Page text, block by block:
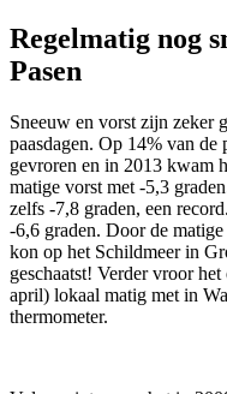
Regelmatig nog
Pasen
Sneeuw en vorst zijn zeker
paasdagen. Op 14% van
gevroren en in 2013 kwam
matige vorst met -5,3
zelfs -7,8 graden, een
-6,6 graden. Door de
kon op het Schildmeer in
geschaatst! Verder vroor
april) lokaal matig met in
thermometer.